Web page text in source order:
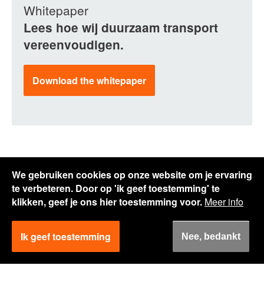
Whitepaper
Lees hoe wij duurzaam transport
vereenvoudigen.
Download the whitepaper
Een uitdaging?
Neem contact op.
We gebruiken cookies op onze website om je ervaring
te verbeteren. Door op 'ik geef toestemming' te
klikken, geef je ons hier toestemming voor. Meer info
Ik geef toestemming Nee, bedankt